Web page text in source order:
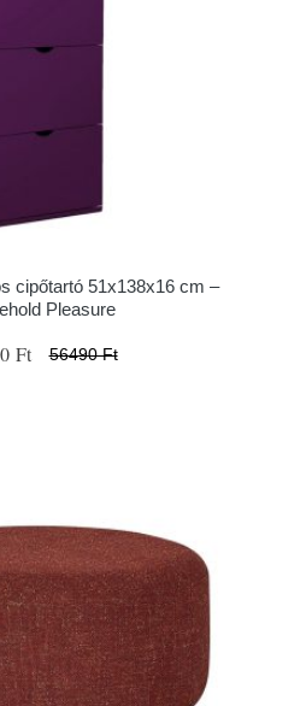
cipőtartó 51x138x16 cm –
Pleasure
Ft 56490 Ft